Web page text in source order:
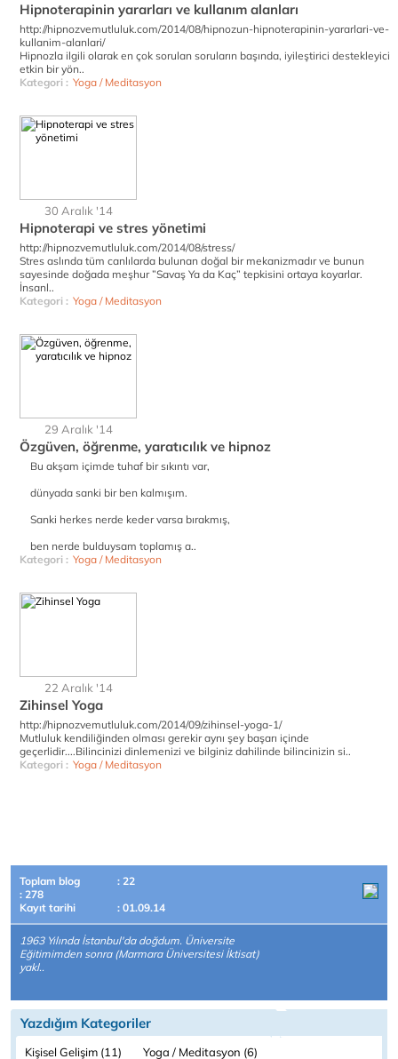
Hipnoterapinin yararları ve kullanım alanları
http://hipnozvemutluluk.com/2014/08/hipnozun-hipnoterapinin-yararlari-ve-
kullanim-alanlari/
Hipnozla ilgili olarak en çok sorulan soruların başında, iyileştirici destekleyici
etkin bir yön..
Kategori : Yoga / Meditasyon
30 Aralık '14
Hipnoterapi ve stres yönetimi
http://hipnozvemutluluk.com/2014/08/stress/
Stres aslında tüm canlılarda bulunan doğal bir mekanizmadır ve bunun
sayesinde doğada meşhur ”Savaş Ya da Kaç” tepkisini ortaya koyarlar.
İnsanl..
Kategori : Yoga / Meditasyon
29 Aralık '14
Özgüven, öğrenme, yaratıcılık ve hipnoz
Bu akşam içimde tuhaf bir sıkıntı var,
dünyada sanki bir ben kalmışım.
Sanki herkes nerde keder varsa bırakmış,
ben nerde bulduysam toplamış a..
Kategori : Yoga / Meditasyon
22 Aralık '14
Zihinsel Yoga
http://hipnozvemutluluk.com/2014/09/zihinsel-yoga-1/
Mutluluk kendiliğinden olması gerekir aynı şey başarı içinde
geçerlidir....Bilincinizi dinlemenizi ve bilginiz dahilinde bilincinizin si..
Kategori : Yoga / Meditasyon
Toplam blog
: 22
: 278
Kayıt tarihi
: 01.09.14
1963 Yılında İstanbul'da doğdum. Üniversite
Eğitimimden sonra (Marmara Üniversitesi İktisat)
yakl..
Yazdığım Kategoriler
Kişisel Gelişim (11) Yoga / Meditasyon (6)